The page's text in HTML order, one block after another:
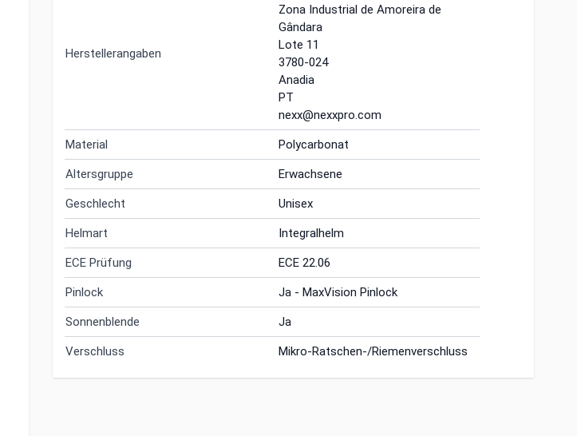
Herstellerangaben
Zona Industrial de Amoreira de
Gândara
Lote 11
3780-024
Anadia
PT
nexx@nexxpro.com
Material Polycarbonat
Altersgruppe Erwachsene
Geschlecht Unisex
Helmart Integralhelm
ECE Prüfung ECE 22.06
Pinlock Ja - MaxVision Pinlock
Sonnenblende Ja
Verschluss Mikro-Ratschen-/Riemenverschluss